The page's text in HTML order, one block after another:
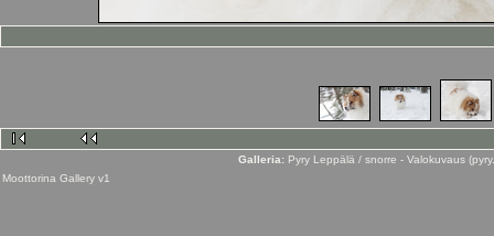
Galleria: Pyry Leppälä / snorre - Valokuvaus
Moottorina Gallery v1